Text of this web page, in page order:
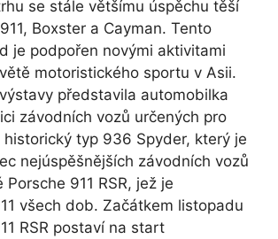
se stále většímu úspěchu těší
Boxster a Cayman. Tento
je podpořen novými aktivitami
motoristického sportu v Asii.
představila automobilka
závodních vozů určených pro
typ 936 Spyder, který je
nejúspěšnějších závodních vozů
911 RSR, jež je
všech dob. Začátkem listopadu
RSR postaví na start